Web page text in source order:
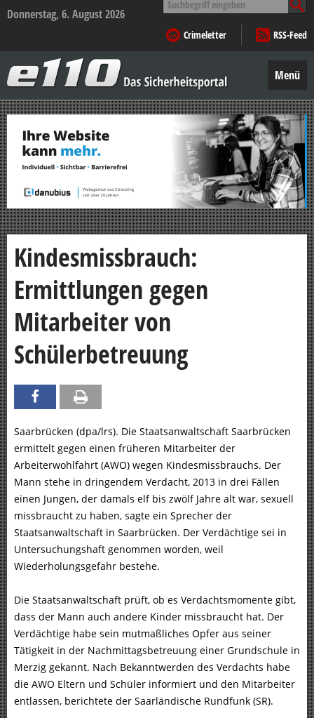
Donnerstag, 6. August 2026
nach:
Crimeletter
RSS-Feed
–
Das
Sicherheitsportal
Menü
Zum
Inhalt
springen
Kindesmissbrauch:
Ermittlungen gegen
Mitarbeiter von
Schülerbetreuung
Saarbrücken (dpa/lrs). Die Staatsanwaltschaft Saarbrücken
ermittelt gegen einen früheren Mitarbeiter der
Arbeiterwohlfahrt (AWO) wegen Kindesmissbrauchs. Der
Mann stehe in dringendem Verdacht, 2013 in drei Fällen
einen Jungen, der damals elf bis zwölf Jahre alt war, sexuell
missbraucht zu haben, sagte ein Sprecher der
Staatsanwaltschaft in Saarbrücken. Der Verdächtige sei in
Untersuchungshaft genommen worden, weil
Wiederholungsgefahr bestehe.
Die Staatsanwaltschaft prüft, ob es Verdachtsmomente gibt,
dass der Mann auch andere Kinder missbraucht hat. Der
Verdächtige habe sein mutmaßliches Opfer aus seiner
Tätigkeit in der Nachmittagsbetreuung einer Grundschule in
Merzig gekannt. Nach Bekanntwerden des Verdachts habe
die AWO Eltern und Schüler informiert und den Mitarbeiter
entlassen, berichtete der Saarländische Rundfunk (SR).